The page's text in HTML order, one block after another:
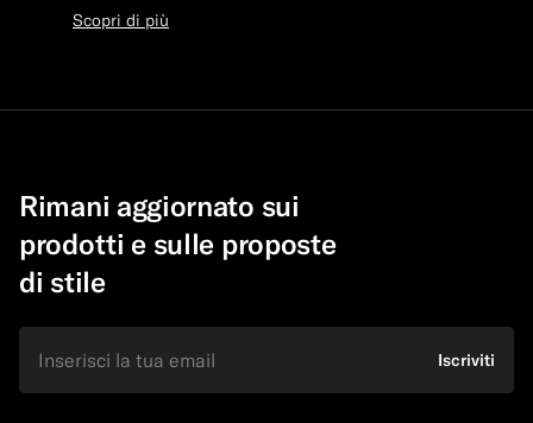
Scopri di più
Rimani aggiornato sui
prodotti e sulle proposte
di stile
Iscriviti